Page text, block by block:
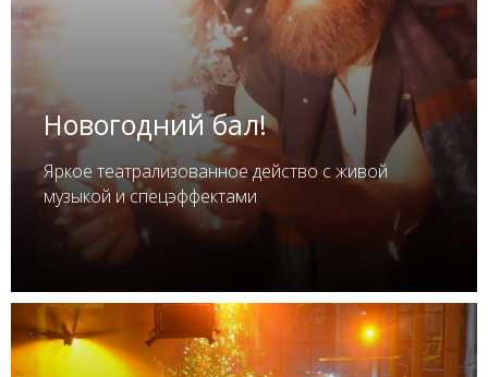
Новогодний бал!
Яркое театрализованное действо с живой
музыкой и спецэффектами